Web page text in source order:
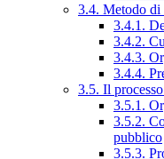
3.4. Metodo di
3.4.1.
3.4.2.
3.4.3.
3.4.4.
3.5. Il
3.5.1.
3.5.2.
pubblico
3.5.3.